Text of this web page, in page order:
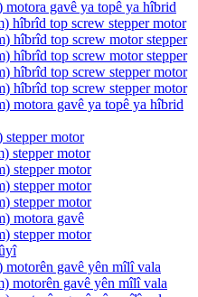
motora gavê ya topê ya hîbrid
hîbrîd top screw stepper motor
hîbrîd top screw motor stepper
hîbrîd top screw motor stepper
hîbrîd top screw stepper motor
hîbrîd top screw stepper motor
motora gavê ya topê ya hîbrid
stepper motor
stepper motor
stepper motor
stepper motor
stepper motor
motora gavê
stepper motor
motorên gavê yên mîlî vala
motorên gavê yên mîlî vala